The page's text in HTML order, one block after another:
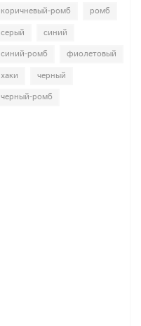
коричневый-ромб
ромб
серый
синий
синий-ромб
фиолетовый
хаки
черный
черный-ромб